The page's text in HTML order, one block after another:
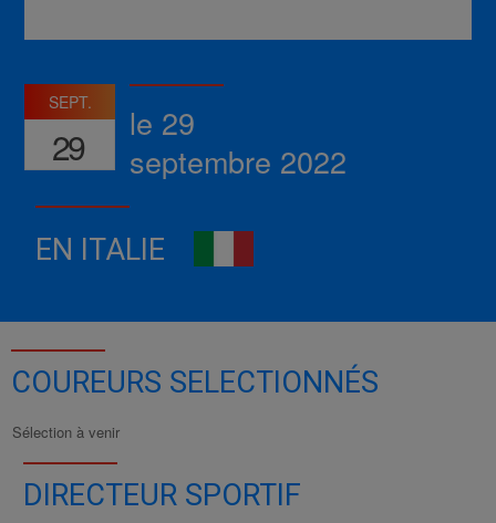
SEPT.
29
le 29
septembre 2022
EN ITALIE
COUREURS SELECTIONNÉS
Sélection à venir
DIRECTEUR SPORTIF